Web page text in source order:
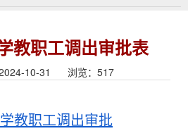
教职工调出审批表
10-31 浏览： 517
教职工调出审批